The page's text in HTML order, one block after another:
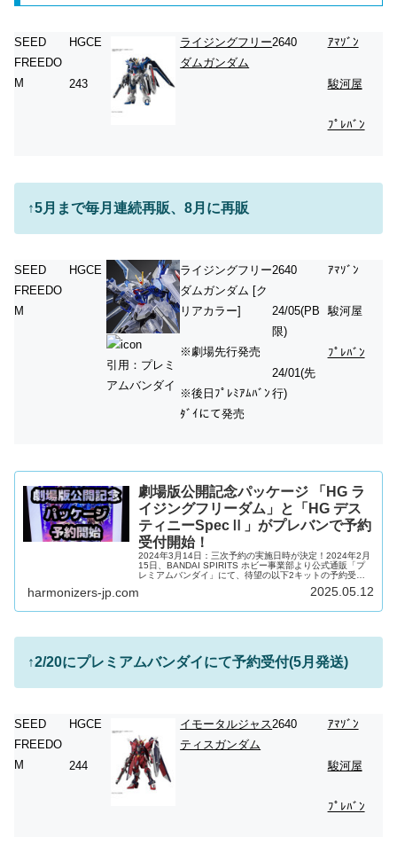
SEED
FREEDO
M
HGCE
243
ライジングフリー
ダムガンダム
2640 ｱﾏｿﾞﾝ
駿河屋
ﾌﾟﾚﾊﾞﾝ
↑5月まで毎月連続再販、8月に再販
SEED
FREEDO
M
HGCE
引用：プレミ
アムバンダイ
ライジングフリー
ダムガンダム [ク
リアカラー]
※劇場先行発売
※後日ﾌﾟﾚﾐｱﾑﾊﾞﾝ
ﾀﾞｲにて発売
2640
24/05(PB
限)
24/01(先
行)
ｱﾏｿﾞﾝ
駿河屋
ﾌﾟﾚﾊﾞﾝ
劇場版公開記念パッケージ 「HG ラ
イジングフリーダム」と「HG デス
ティニーSpecⅡ」がプレバンで予約
受付開始！
2024年3月14日：三次予約の実施日時が決定！2024年2月
15日、BANDAI SPIRITS ホビー事業部より公式通販「プ
レミアムバンダイ」にて、待望の以下2キットの予約受付
開始劇場版公開記念パッケージ ＨＧ 1/144 ライジングフ
デスティニーガンダムSpecII2024年2月26日(月)17時 2次
harmonizers-jp.com 2025.05.12
↑2/20にプレミアムバンダイにて予約受付(5月発送)
SEED
FREEDO
M
HGCE
244
イモータルジャス
ティスガンダム
2640 ｱﾏｿﾞﾝ
駿河屋
ﾌﾟﾚﾊﾞﾝ